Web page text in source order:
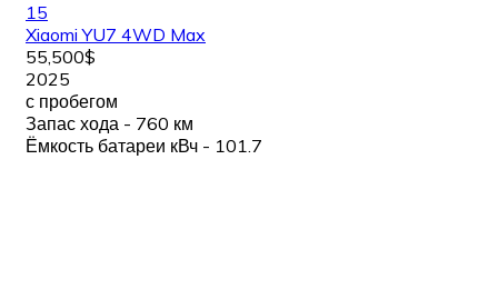
15
Xiaomi YU7 4WD Max
55,500$
2025
с пробегом
Запас хода - 760 км
Ёмкость батареи кВч - 101.7